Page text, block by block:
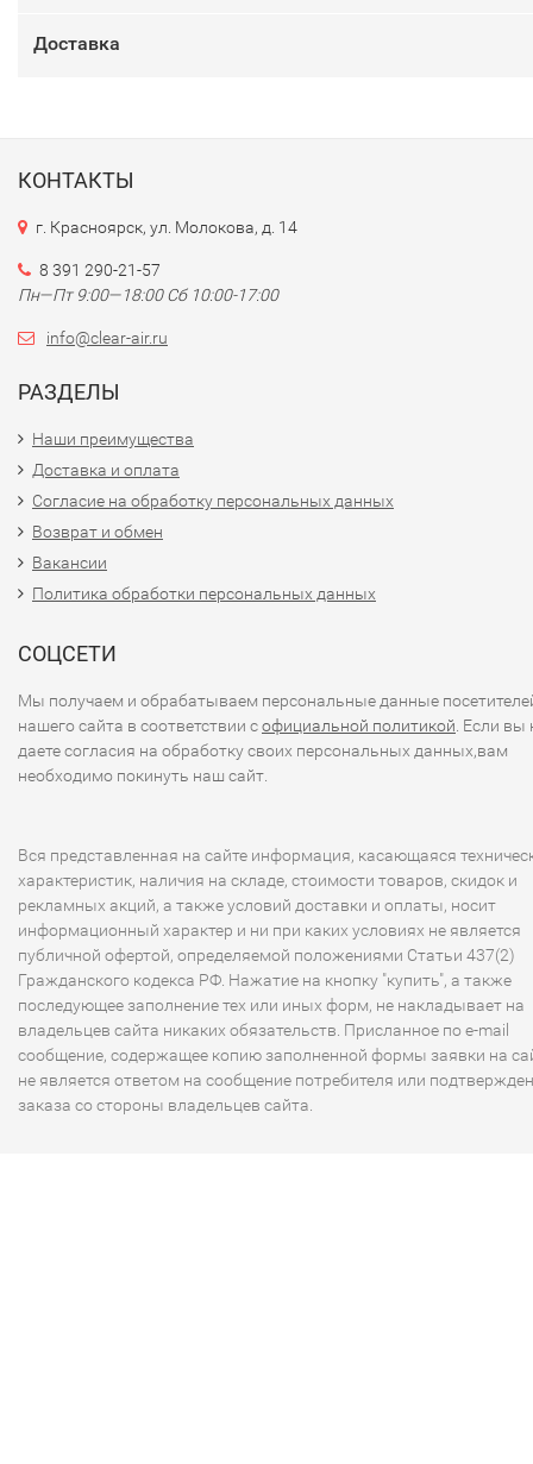
Доставка
КОНТАКТЫ
г. Красноярск, ул. Молокова, д. 14
8 391 290-21-57
Пн—Пт 9:00—18:00 Сб 10:00-17:00
info@clear-air.ru
РАЗДЕЛЫ
Наши преимущества
Доставка и оплата
Согласие на обработку персональных данных
Возврат и обмен
Вакансии
Политика обработки персональных данных
СОЦСЕТИ
Мы получаем и обрабатываем персональные данные
нашего сайта в соответствии софициальной политикой . Если вы
даете согласия на обработку своих персональных данных,вам
необходимо покинуть наш сайт.
Вся представленная на сайте информация, касающаяся
характеристик, наличия на складе, стоимости товаров, скидок и
рекламных акций, а также условий доставки и оплаты, носит
информационный характер и ни при каких условиях не является
публичной офертой, определяемой положениями Статьи 437(2)
Гражданского кодекса РФ. Нажатие на кнопку "купить", а также
последующее заполнение тех или иных форм, не накладывает на
владельцев сайта никаких обязательств. Присланное по e-mail
сообщение, содержащее копию заполненной формы заявки на
не является ответом на сообщение потребителя или
заказа со стороны владельцев сайта.